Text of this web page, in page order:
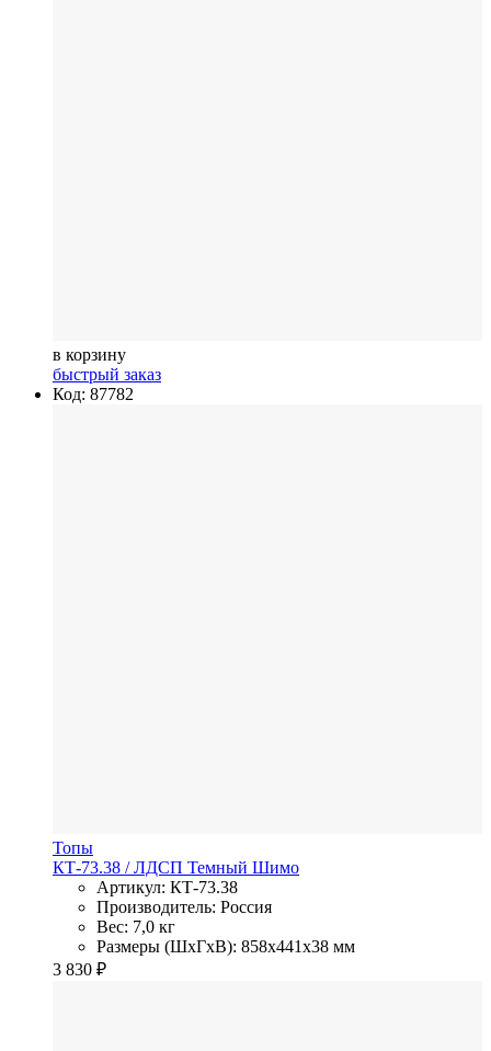
в корзину
быстрый заказ
Код: 87782
Топы
КТ-73.38 / ЛДСП Темный Шимо
Артикул: КТ-73.38
Производитель: Россия
Вес: 7,0 кг
Размеры (ШхГхВ): 858x441x38 мм
3 830 ₽